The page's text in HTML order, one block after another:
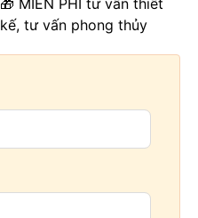
kế, tư vấn phong thủy